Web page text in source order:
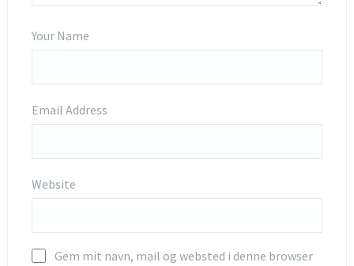
Your Name
Email Address
Website
Gem mit navn, mail og websted i denne browser